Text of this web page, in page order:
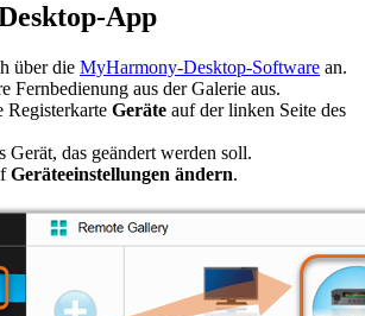
App
über die MyHarmony-Desktop-Software an.
Fernbedienung aus der Galerie aus.
Registerkarte Geräte auf der linken Seite des
Gerät, das geändert werden soll.
Geräteeinstellungen ändern.